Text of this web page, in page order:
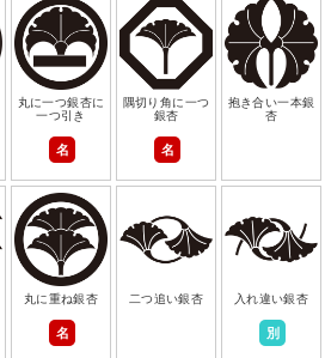
丸に一つ銀杏に
一つ引き
名
隅切り角に一つ
銀杏
名
抱き合い一本銀
杏
丸に重ね銀杏
名
二つ追い銀杏 入れ違い銀杏
別